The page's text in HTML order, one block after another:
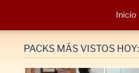
Inicio
PACKS MÁS VISTOS HOY: